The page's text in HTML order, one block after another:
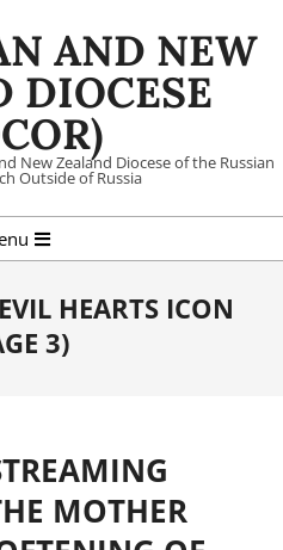
AND NEW
DIOCESE
New Zealand Diocese of the Russian
Outside of Russia
HEARTS ICON
3)
MOTHER